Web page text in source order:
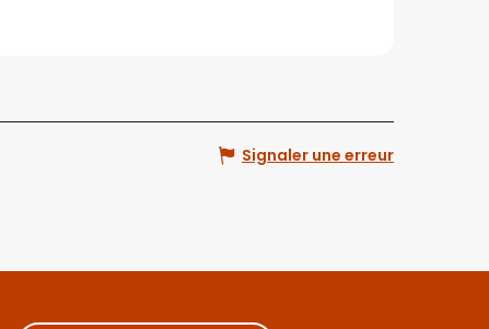
Signaler une erreur